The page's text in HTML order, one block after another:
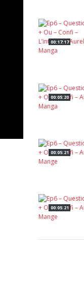
00:17:17
00:05:20
00:05:21
00:05:21